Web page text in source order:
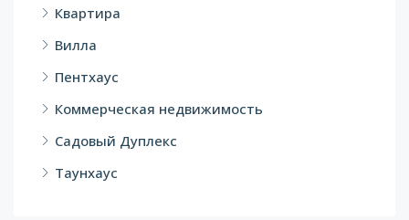
Квартира
Вилла
Пентхаус
Коммерческая недвижимость
Садовый Дуплекс
Таунхаус